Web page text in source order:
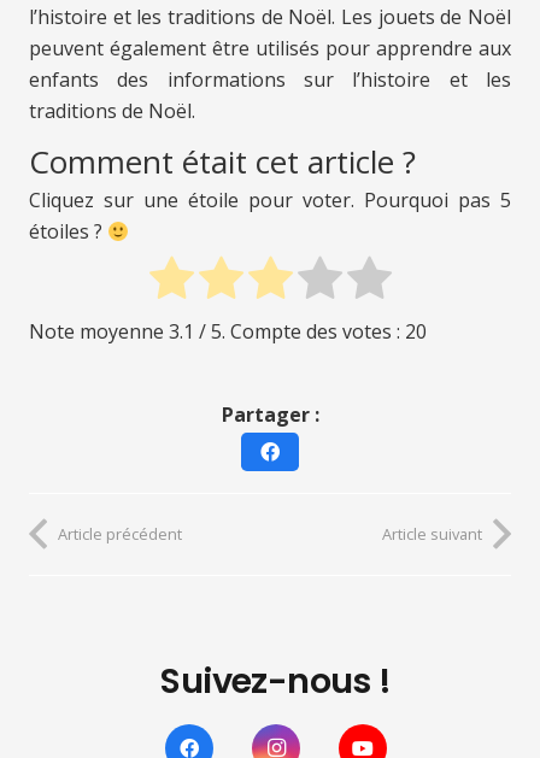
l’histoire et les traditions de Noël. Les jouets de Noël
peuvent également être utilisés pour apprendre aux
enfants des informations sur l’histoire et les
traditions de Noël.
Comment était cet article ?
Cliquez sur une étoile pour voter. Pourquoi pas 5
étoiles ?
Note moyenne 3.1 / 5. Compte des votes : 20
Partager :
Article précédent Article suivant
Suivez-nous !